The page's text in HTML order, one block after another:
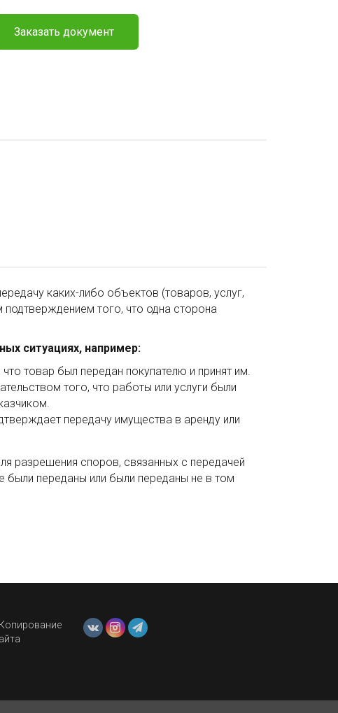
Заказать документ
каких-либо объектов (товаров, услуг,
того, что одна сторона
ситуациях, например:
товар был передан покупателю и принят им.
того, что работы или услуги были
передачу имущества в аренду или
разрешения споров, связанных с передачей
были переданы или были переданы не в том